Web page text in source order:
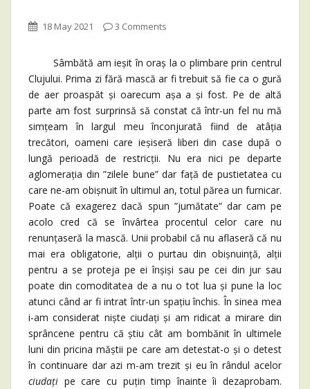
18 May 2021 3 Comments
Sâmbătă am ieșit în oraș la o plimbare prin centrul
Clujului. Prima zi fără mască ar fi trebuit să fie ca o gură
de aer proaspăt și oarecum așa a și fost. Pe de altă
parte am fost surprinsă să constat că într-un fel nu mă
simțeam în largul meu înconjurată fiind de atâția
trecători, oameni care ieșiseră liberi din case după o
lungă perioadă de restricții. Nu era nici pe departe
aglomerația din ”zilele bune” dar față de pustietatea cu
care ne-am obișnuit în ultimul an, totul părea un furnicar.
Poate că exagerez dacă spun ”jumătate” dar cam pe
acolo cred că se învârtea procentul celor care nu
renunțaseră la mască. Unii probabil că nu aflaseră că nu
mai era obligatorie, alții o purtau din obișnuință, alții
pentru a se proteja pe ei înșiși sau pe cei din jur sau
poate din comoditatea de a nu o tot lua și pune la loc
atunci când ar fi intrat într-un spațiu închis. În sinea mea
i-am considerat niște ciudați și am ridicat a mirare din
sprâncene pentru că știu cât am bombănit în ultimele
luni din pricina măștii pe care am detestat-o și o detest
în continuare dar azi m-am trezit și eu în rândul acelor
ciudați pe care cu puțin timp înainte îi dezaprobam.